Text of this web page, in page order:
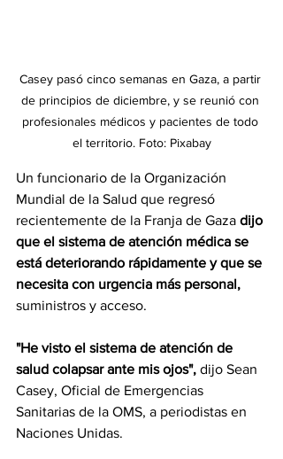
Casey pasó cinco semanas en Gaza, a partir
de principios de diciembre, y se reunió con
profesionales médicos y pacientes de todo
el territorio. Foto: Pixabay
Un funcionario de la Organización
Mundial de la Salud que regresó
recientemente de la Franja de Gaza dijo
que el sistema de atención médica se
está deteriorando rápidamente y que se
necesita con urgencia más personal,
suministros y acceso.
"He visto el sistema de atención de
salud colapsar ante mis ojos", dijo Sean
Casey, Oficial de Emergencias
Sanitarias de la OMS, a periodistas en
Naciones Unidas.